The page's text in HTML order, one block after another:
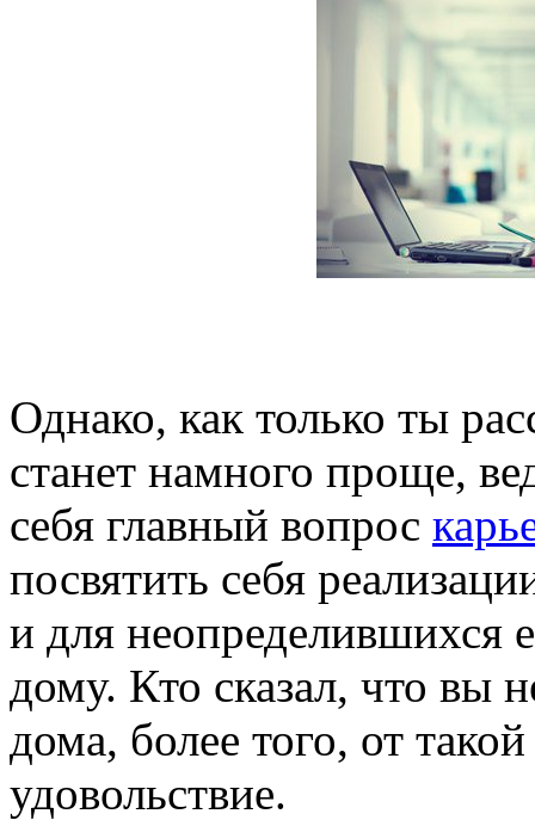
Однако, как только ты
станет намного проще,
себя главный вопрос
посвятить себя
и для неопределившихся
дому. Кто сказал, что вы
дома, более того, от
удовольствие.